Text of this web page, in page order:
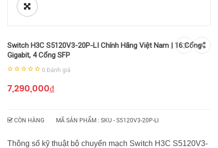
Switch H3C S5120V3-20P-LI Chính Hãng Việt Nam | 16 Cổng
Gigabit, 4 Cổng SFP
0 Đánh giá
7,290,000₫
CÒN HÀNG MÃ SẢN PHẨM : SKU - S5120V3-20P-LI
Thông số kỹ thuật bộ chuyển mạch Switch H3C S5120V3-